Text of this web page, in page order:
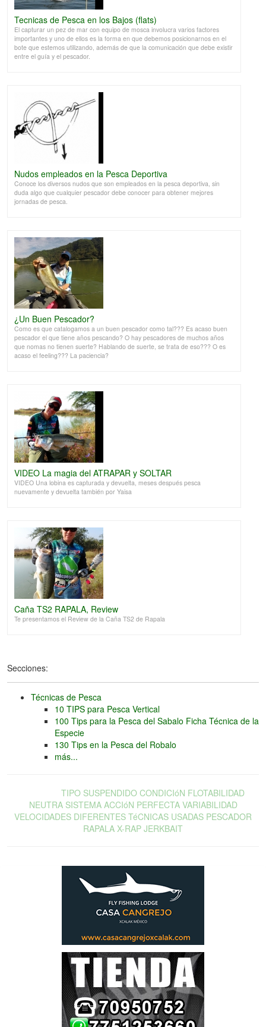
Tecnicas de Pesca en los Bajos (flats)
El capturar un pez de mar con equipo de mosca involucra varios factores
importantes y uno de ellos es la forma en que debemos posicionarnos en el
bote que estemos utilizando, además de que la comunicación que debe existir
entre el guía y el pescador.
Nudos empleados en la Pesca Deportiva
Conoce los diversos nudos que son empleados en la pesca deportiva, sin
duda algo que cualquier pescador debe conocer para obtener mejores
jornadas de pesca.
¿Un Buen Pescador?
Como es que catalogamos a un buen pescador como tal??? Es acaso buen
pescador el que tiene años pescando? O hay pescadores de muchos años
que nomas no tienen suerte? Hablando de suerte, se trata de eso??? O es
acaso el feeling??? La paciencia?
VIDEO La magia del ATRAPAR y SOLTAR
VIDEO Una lobina es capturada y devuelta, meses después pesca
nuevamente y devuelta también por Yaisa
Caña TS2 RAPALA, Review
Te presentamos el Review de la Caña TS2 de Rapala
Secciones:
Técnicas de Pesca
10 TIPS para Pesca Vertical
100 Tips para la Pesca del Sabalo Ficha Técnica de la
Especie
130 Tips en la Pesca del Robalo
más...
TIPO SUSPENDIDO CONDICIóN FLOTABILIDAD
NEUTRA SISTEMA ACCIóN PERFECTA VARIABILIDAD
VELOCIDADES DIFERENTES TéCNICAS USADAS PESCADOR
RAPALA X-RAP JERKBAIT